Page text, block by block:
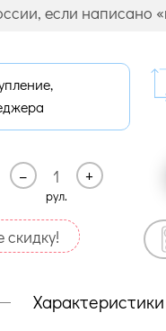
если написано
–
рул.
+
cкидку!
Характеристики